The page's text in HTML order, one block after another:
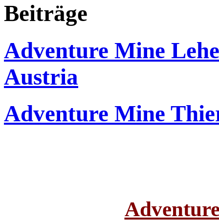
Beiträge
Adventure Mine
Austria
Adventure Mine